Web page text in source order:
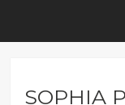
SOPHIA